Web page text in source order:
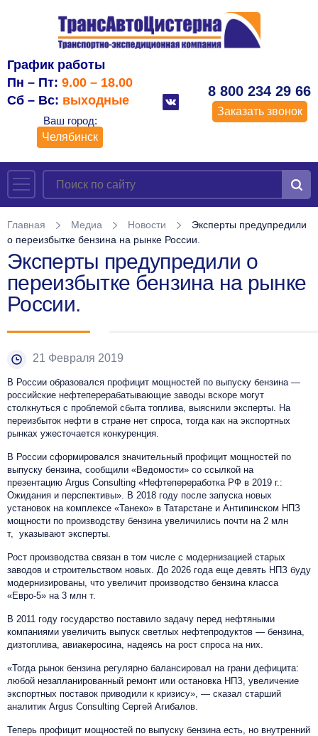
График работы
Пн – Пт: 9.00 – 18.00
Сб – Вс: выходные
Ваш город:
Челябинск
8 800 234 29 66
Заказать звонок
Главная Медиа Новости
Эксперты предупредили
о переизбытке бензина на рынке России.
Эксперты предупредили о
переизбытке бензина на рынке
России.
21 Февраля 2019
В России образовался профицит мощностей по выпуску бензина —
российские нефтеперерабатывающие заводы вскоре могут
столкнуться с проблемой сбыта топлива, выяснили эксперты. На
переизбыток нефти в стране нет спроса, тогда как на экспортных
рынках ужесточается конкуренция.
В России сформировался значительный профицит мощностей по
выпуску бензина, сообщили «Ведомости» со ссылкой на
презентацию Argus Consulting «Нефтепереработка РФ в 2019 г.:
Ожидания и перспективы». В 2018 году после запуска новых
установок на комплексе «Танеко» в Татарстане и Антипинском НПЗ
мощности по производству бензина увеличились почти на 2 млн
т, указывают эксперты.
Рост производства связан в том числе с модернизацией старых
заводов и строительством новых. До 2026 года еще девять НПЗ буду
модернизированы, что увеличит производство бензина класса
«Евро-5» на 3 млн т.
В 2011 году государство поставило задачу перед нефтяными
компаниями увеличить выпуск светлых нефтепродуктов — бензина,
дизтоплива, авиакеросина, надеясь на рост спроса на них.
«Тогда рынок бензина регулярно балансировал на грани дефицита:
любой незапланированный ремонт или остановка НПЗ, увеличение
экспортных поставок приводили к кризису», — сказал старший
аналитик Argus Consulting Сергей Агибалов.
Теперь профицит мощностей по выпуску бензина есть, но внутренний